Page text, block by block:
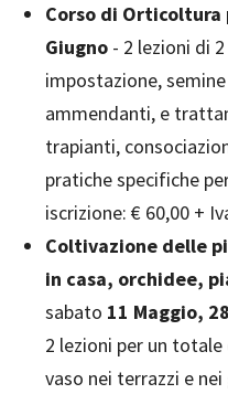
Corso di Orticoltura
Giugno - 2 lezioni di
impostazione,
ammendanti, e
trapianti,
pratiche specifiche
iscrizione: € 60,00 +
Coltivazione delle
in casa, orchidee,
sabato 11 Maggio,
2 lezioni per un totale
vaso nei terrazzi e